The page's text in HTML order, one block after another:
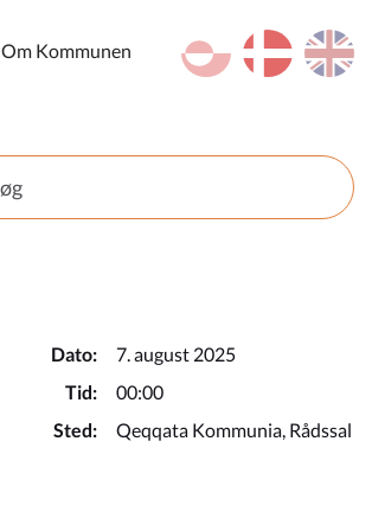
en
da
kl-GL
Om Kommunen
Dato:
7. august 2025
Tid:
00:00
Sted:
Qeqqata Kommunia, Rådssal